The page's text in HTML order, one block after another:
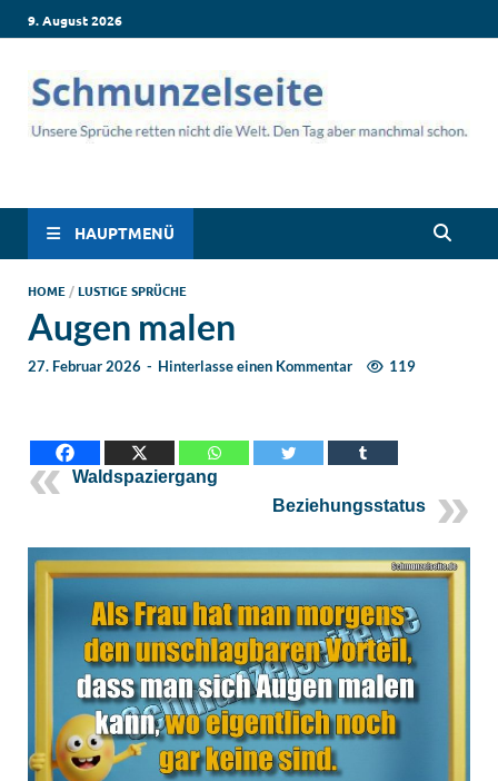
9. August 2026
Schmunzelseite –
Coole lustige Sprüche
für intensives
Schmunzeln
für jede Situation: Leben, Job, Liebe, Geburtstag & mehr. Lachen
ist hier garantiert!
HAUPTMENÜ
HOME /LUSTIGE SPRÜCHE
Augen malen
27. Februar 2026 - Hinterlasse einen Kommentar 119
Waldspaziergang
Beziehungsstatus